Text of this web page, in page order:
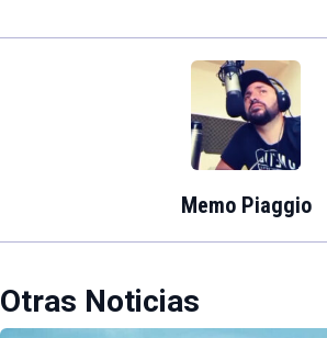
Memo Piaggio
Otras Noticias